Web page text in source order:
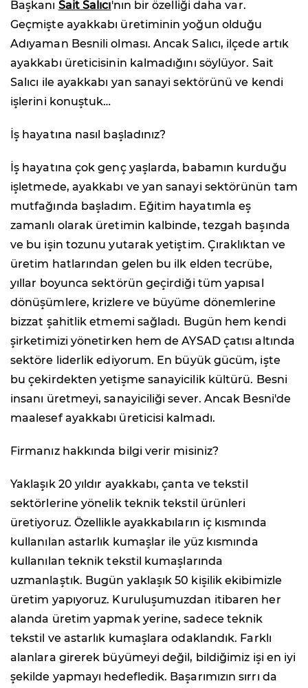
Başkanı Sait Salıcı'nın bir özelliği daha var.
Geçmişte ayakkabı üretiminin yoğun olduğu
Adıyaman Besnili olması. Ancak Salıcı, ilçede artık
ayakkabı üreticisinin kalmadığını söylüyor. Sait
Salıcı ile ayakkabı yan sanayi sektörünü ve kendi
işlerini konuştuk…
İş hayatına nasıl başladınız?
İş hayatına çok genç yaşlarda, babamın kurduğu
işletmede, ayakkabı ve yan sanayi sektörünün tam
mutfağında başladım. Eğitim hayatımla eş
zamanlı olarak üretimin kalbinde, tezgah başında
ve bu işin tozunu yutarak yetiştim. Çıraklıktan ve
üretim hatlarından gelen bu ilk elden tecrübe,
yıllar boyunca sektörün geçirdiği tüm yapısal
dönüşümlere, krizlere ve büyüme dönemlerine
bizzat şahitlik etmemi sağladı. Bugün hem kendi
şirketimizi yönetirken hem de AYSAD çatısı altında
sektöre liderlik ediyorum. En büyük gücüm, işte
bu çekirdekten yetişme sanayicilik kültürü. Besni
insanı üretmeyi, sanayiciliği sever. Ancak Besni'de
maalesef ayakkabı üreticisi kalmadı.
Firmanız hakkında bilgi verir misiniz?
Yaklaşık 20 yıldır ayakkabı, çanta ve tekstil
sektörlerine yönelik teknik tekstil ürünleri
üretiyoruz. Özellikle ayakkabıların iç kısmında
kullanılan astarlık kumaşlar ile yüz kısmında
kullanılan teknik tekstil kumaşlarında
uzmanlaştık. Bugün yaklaşık 50 kişilik ekibimizle
üretim yapıyoruz. Kuruluşumuzdan itibaren her
alanda üretim yapmak yerine, sadece teknik
tekstil ve astarlık kumaşlara odaklandık. Farklı
alanlara girerek büyümeyi değil, bildiğimiz işi en iyi
şekilde yapmayı hedefledik. Başarımızın sırrı da